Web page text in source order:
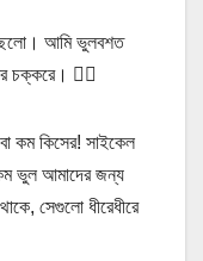
আমি ভুলবশত
চক্করে। 🤦‍♂️
কম কিসের! সাইকেল
ভুল আমাদের জন্য
সেগুলো ধীরেধীরে